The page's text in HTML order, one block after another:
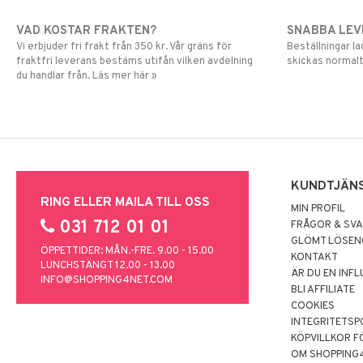
VAD KOSTAR FRAKTEN?
Vi erbjuder fri frakt från 350 kr. Vår gräns för
fraktfri leverans bestäms utifån vilken avdelning
du handlar från. Läs mer här »
SNABBA
Beställningar
skickas
RING ELLER MAILA TILL OSS
031 712 01 01
ÖPPETTIDER: MÅN.-FRE. 9.00 - 15.00
LUNCHSTÄNGT 12.00 - 13.00
INFO@SHOPPING4NET.COM
MIN PROFIL
FRÅGOR &
GLÖMT
KONTAKT
ÄR DU EN
BLI AFFILIATE
COOKIES
KÖPVILLKOR
OM